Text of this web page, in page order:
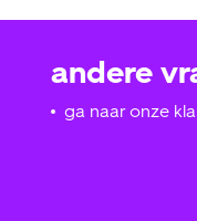
alle broertjes,
andere
ga naar onze